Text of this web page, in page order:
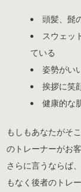
頭髪、髭
スウェッ
ている
姿勢がい
挨拶に笑
健康的な
もしもあなたがそ
のトレーナーがお
さらに言うならば
もなく後者のトレ